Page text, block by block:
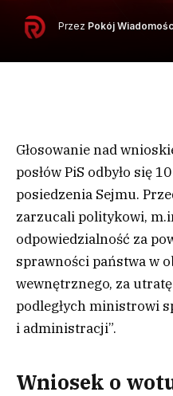
Przez Pokój
Głosowanie nad
posłów PiS odbyło się
posiedzenia Sejmu.
zarzucali politykowi,
odpowiedzialność za
sprawności państwa w
wewnętrznego, za
podległych ministrowi
i administracji”.
Wniosek o